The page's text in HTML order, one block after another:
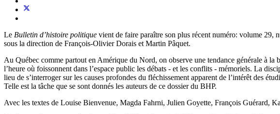
Le Bulletin d’histoire politique vient de faire paraître son plus récent numéro: volume 29,
sous la direction de François-Olivier Dorais et Martin Pâquet.
Au Québec comme partout en Amérique du Nord, on observe une tendance générale à la
l’heure où foissonnent dans l’espace public les débats - et les conflits - mémoriels. La
lieu de s’interroger sur les causes profondes du fléchissement apparent de l’intérêt des
Telle est la tâche que se sont donnés les auteurs de ce dossier du BHP.
Avec les textes de Louise Bienvenue, Magda Fahrni, Julien Goyette, François Guérard,